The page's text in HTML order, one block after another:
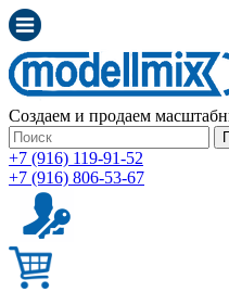
Создаем и продаем
+7 (916) 119-91-52
+7 (916) 806-53-67